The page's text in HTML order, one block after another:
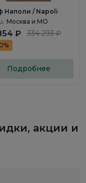
Наполи / Napoli
Москва и МО
₽ 334 293 ₽
Подробнее
акции и